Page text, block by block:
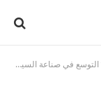
وزيادة الاستثمارات الصناعية